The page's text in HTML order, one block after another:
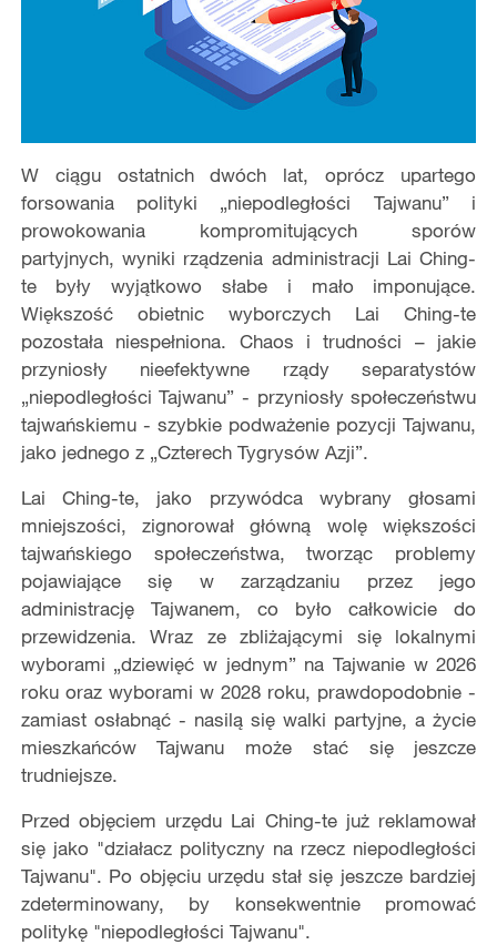
W ciągu ostatnich dwóch lat, oprócz upartego
forsowania polityki „niepodległości Tajwanu” i
prowokowania kompromitujących sporów
partyjnych, wyniki rządzenia administracji Lai Ching-
te były wyjątkowo słabe i mało imponujące.
Większość obietnic wyborczych Lai Ching-te
pozostała niespełniona. Chaos i trudności – jakie
przyniosły nieefektywne rządy separatystów
„niepodległości Tajwanu” - przyniosły społeczeństwu
tajwańskiemu - szybkie podważenie pozycji Tajwanu,
jako jednego z „Czterech Tygrysów Azji”.
Lai Ching-te, jako przywódca wybrany głosami
mniejszości, zignorował główną wolę większości
tajwańskiego społeczeństwa, tworząc problemy
pojawiające się w zarządzaniu przez jego
administrację Tajwanem, co było całkowicie do
przewidzenia. Wraz ze zbliżającymi się lokalnymi
wyborami „dziewięć w jednym” na Tajwanie w 2026
roku oraz wyborami w 2028 roku, prawdopodobnie -
zamiast osłabnąć - nasilą się walki partyjne, a życie
mieszkańców Tajwanu może stać się jeszcze
trudniejsze.
Przed objęciem urzędu Lai Ching-te już reklamował
się jako "działacz polityczny na rzecz niepodległości
Tajwanu". Po objęciu urzędu stał się jeszcze bardziej
zdeterminowany, by konsekwentnie promować
politykę "niepodległości Tajwanu".